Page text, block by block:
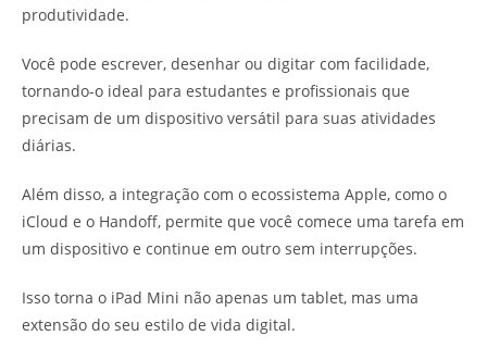
produtividade.
Você pode escrever, desenhar ou digitar com facilidade,
tornando-o ideal para estudantes e profissionais que
precisam de um dispositivo versátil para suas atividades
diárias.
Além disso, a integração com o ecossistema Apple, como o
iCloud e o Handoff, permite que você comece uma tarefa em
um dispositivo e continue em outro sem interrupções.
Isso torna o iPad Mini não apenas um tablet, mas uma
extensão do seu estilo de vida digital.